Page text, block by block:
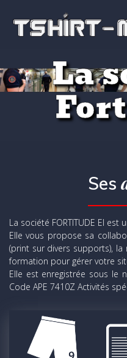
La
Ses
La société FORTITUDE EI est
Elle vous propose sa
(print sur divers supports),
formation pour gérer votre
Elle est enregistrée sous le
Code APE 7410Z Activités